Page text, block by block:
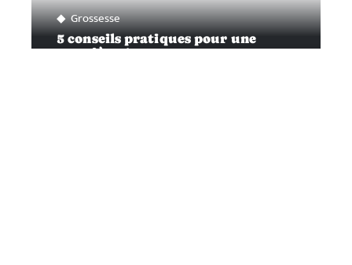
Grossesse
5 conseils pratiques pour une
première grossesse